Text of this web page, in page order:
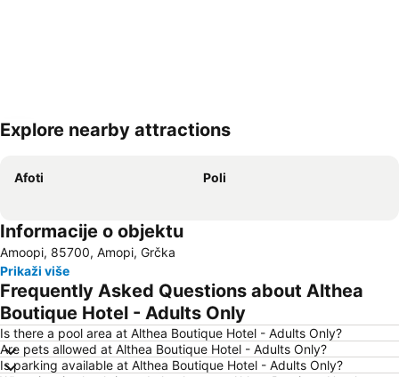
Explore nearby attractions
Afoti Poli
Informacije o objektu
Amoopi, 85700, Amopi, Grčka
Prikaži više
Frequently Asked Questions about Althea
Boutique Hotel - Adults Only
Is there a pool area at Althea Boutique Hotel - Adults Only?
Are pets allowed at Althea Boutique Hotel - Adults Only?
Is parking available at Althea Boutique Hotel - Adults Only?